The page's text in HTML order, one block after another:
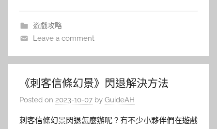
遊戲攻略
Leave a comment
《刺客信條幻景》閃退解決方法
Posted on 2023-10-07 by GuideAH
刺客信條幻景閃退怎麼辦呢？有不少小夥伴們在遊戲